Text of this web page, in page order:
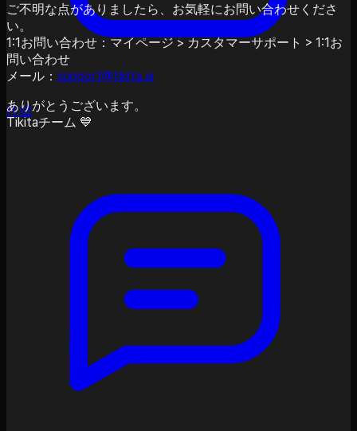
作成
ご不明な点がありましたら、お気軽にお問い合わせくださ
い。
1:1お問い合わせ：マイページ > カスタマーサポート > 1:1お
問い合わせ
メール： support@tikita.ai
ありがとうございます。
Tikitaチーム 💙